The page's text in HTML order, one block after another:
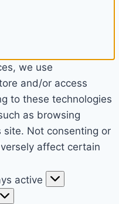
we use
and/or access
to these technologies
as browsing
site. Not consenting or
affect certain
active